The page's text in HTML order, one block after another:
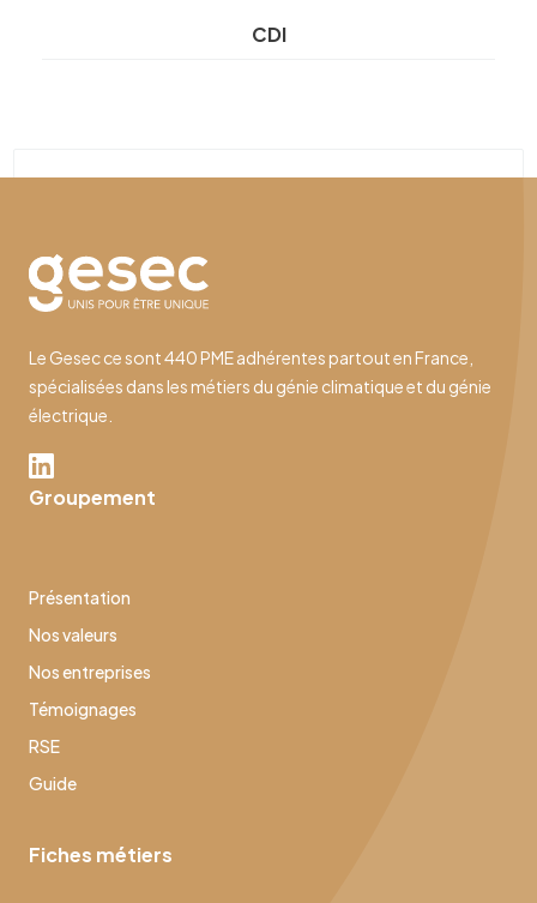
CDI
Le Gesec ce sont 440 PME adhérentes partout en France,
spécialisées dans les métiers du génie climatique et du génie
électrique.
Groupement
Présentation
Nos valeurs
Nos entreprises
Témoignages
RSE
Guide
Fiches métiers